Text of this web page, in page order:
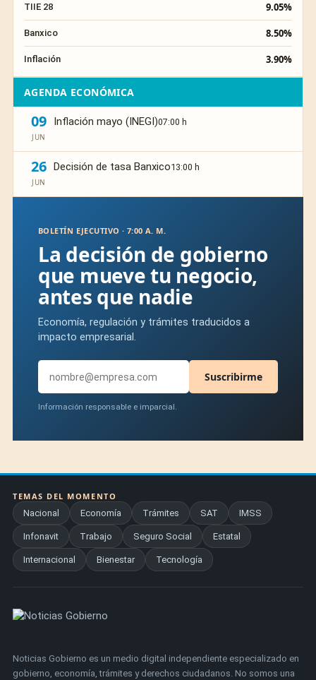
TIIE 28 9.05%
Banxico 8.50%
Inflación 3.90%
AGENDA ECONÓMICA
09
JUN
Inflación mayo (INEGI)07:00 h
26
JUN
Decisión de tasa Banxico13:00 h
BOLETÍN EJECUTIVO · 7:00 A. M.
La decisión de gobierno
que mueve tu negocio,
antes que nadie
Economía, regulación y trámites traducidos a
impacto empresarial.
Suscribirme
Información responsable e imparcial.
TEMAS DEL MOMENTO
Nacional
Economía Trámites SAT IMSS
Infonavit Trabajo Seguro Social Estatal
Internacional Bienestar Tecnología
Noticias Gobierno es un medio digital independiente especializado en
gobierno, economía, trámites y derechos ciudadanos. No somos una